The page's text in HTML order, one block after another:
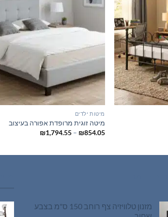
מיטות ילדים
מיטה זוגית מרופדת אפורה בעיצוב
₪854.05
–
₪1,794.55
מזנון טלוויזיה צף רוחב 150 ס"מ בצבע